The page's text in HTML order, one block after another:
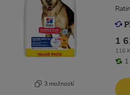
3 možností
1
116